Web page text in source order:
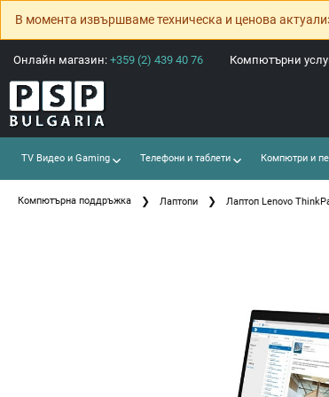
В момента извършваме техническа и ценова
Онлайн магазин: +359 (2) 439 40 76 Компютърни
TV Видео и Gaming Телефони и таблети Компютри и
Компютърна поддръжка Лаптопи Лаптоп Lenovo